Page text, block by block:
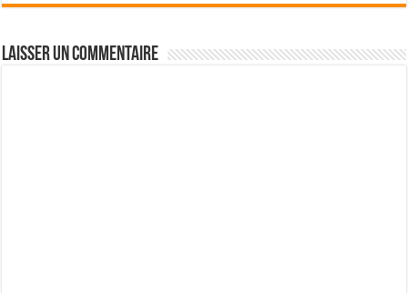
Laisser un commentaire